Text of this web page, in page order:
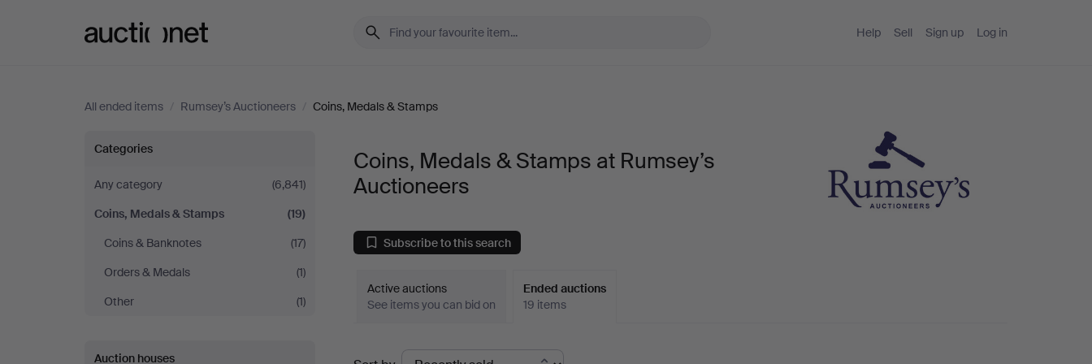
Help Sell Sign up Log in
All ended items / Rumsey’s Auctioneers / Coins, Medals & Stamps
Coins,
Medals
&
Stamps
at
Rumsey’s
Categories
Any category
(6,841)
Coins, Medals & Stamps
(19)
Coins & Banknotes
(17)
Orders & Medals
(1)
Other
(1)
Auction houses
Coins, Medals & Stamps at Rumsey’s
Auctioneers
Subscribe to this search
Active auctions
See items you can bid on
Ended auctions
19 items
Ended